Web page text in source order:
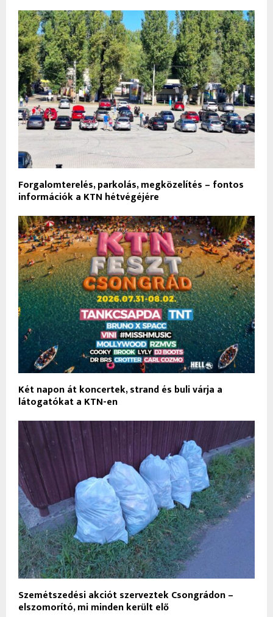
Forgalomterelés, parkolás, megközelítés – fontos
információk a KTN hétvégéjére
Két napon át koncertek, strand és buli várja a
látogatókat a KTN-en
Szemétszedési akciót szerveztek Csongrádon –
elszomorító, mi minden került elő